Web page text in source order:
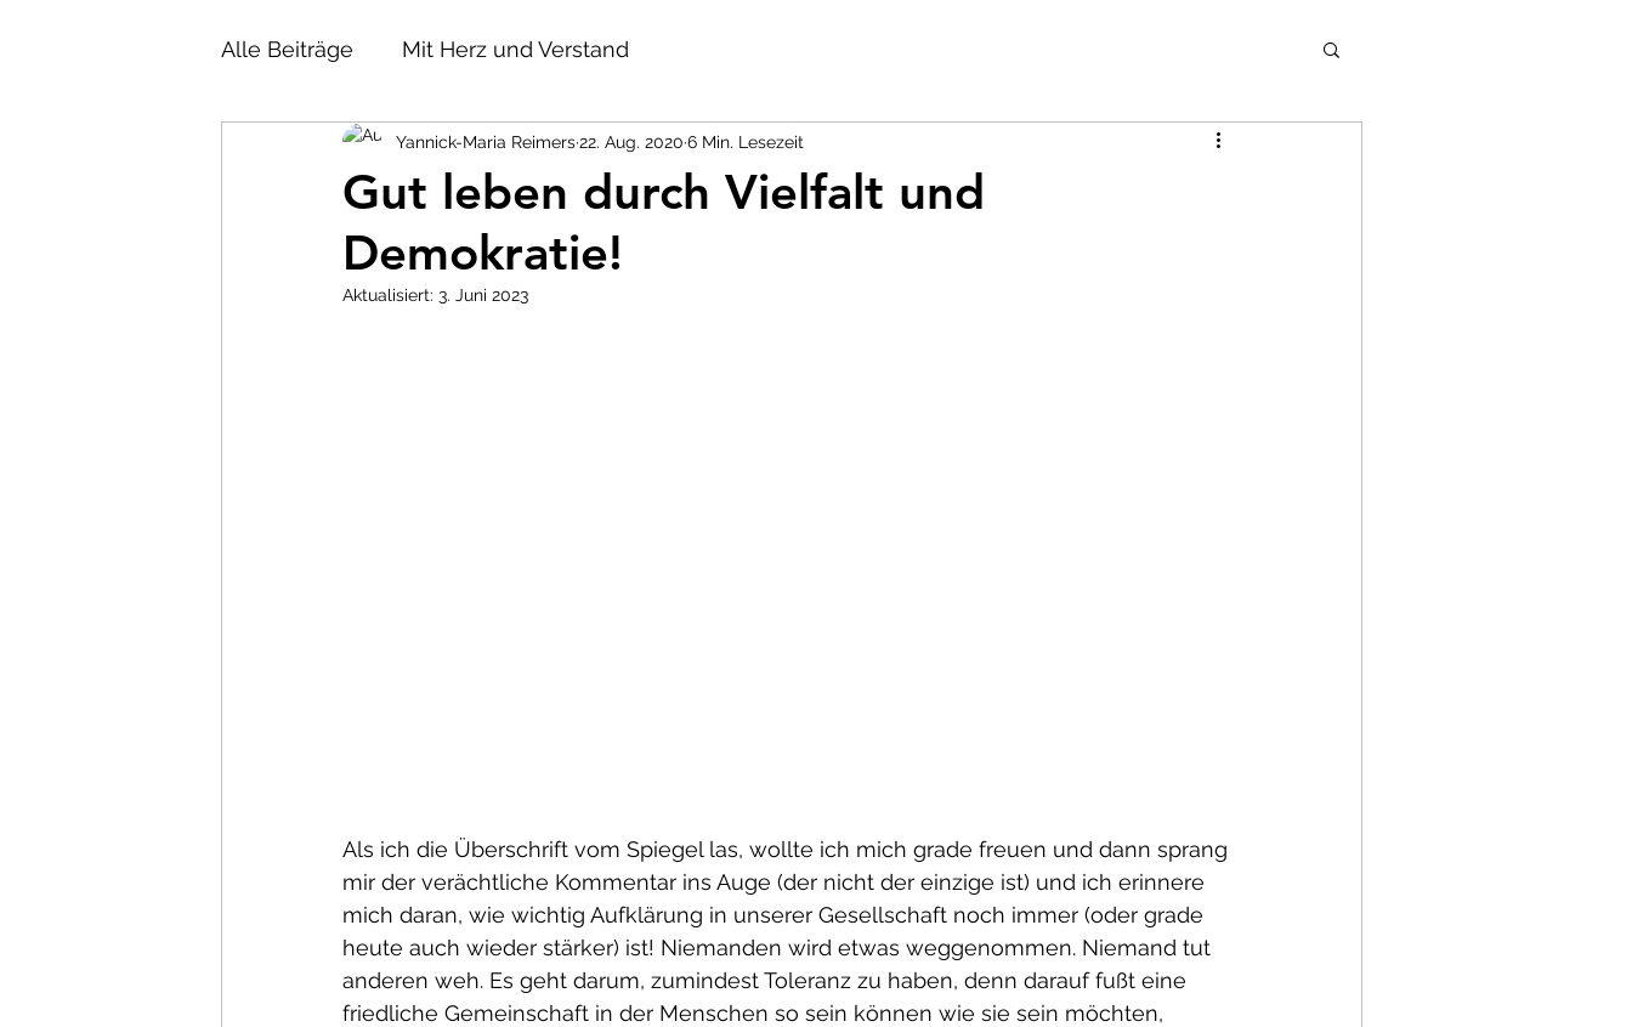
Alle Beiträge Mit Herz und Verstand
Gut leben durch Vielfalt und
Demokratie!
Yannick-Maria Reimers22. Aug. 2020 6 Min. Lesezeit
Aktualisiert: 3. Juni 2023
Als ich die Überschrift vom Spiegel las, wollte ich mich grade freuen und dann sprang
mir der verächtliche Kommentar ins Auge (der nicht der einzige ist) und ich erinnere
mich daran, wie wichtig Aufklärung in unserer Gesellschaft noch immer (oder grade
heute auch wieder stärker) ist! Niemanden wird etwas weggenommen. Niemand tut
anderen weh. Es geht darum, zumindest Toleranz zu haben, denn darauf fußt eine
friedliche Gemeinschaft in der Menschen so sein können wie sie sein möchten,